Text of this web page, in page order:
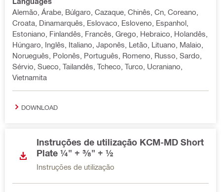
Alemão, Árabe, Búlgaro, Cazaque, Chinês, Cn, Coreano,
Croata, Dinamarquês, Eslovaco, Esloveno, Espanhol,
Estoniano, Finlandês, Francês, Grego, Hebraico, Holandês,
Húngaro, Inglês, Italiano, Japonês, Letão, Lituano, Malaio,
Norueguês, Polonês, Português, Romeno, Russo, Sardo,
Sérvio, Sueco, Tailandês, Tcheco, Turco, Ucraniano,
Vietnamita
DOWNLOAD
Instruções de utilização KCM-MD Short
Plate ¼" + ⅜" + ½
Instruções de utilização